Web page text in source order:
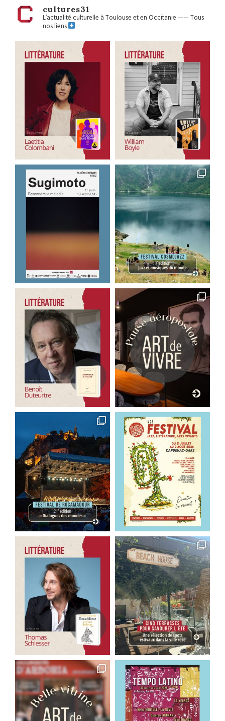
cultures31
L’actualité culturelle à Toulouse et en Occitanie——Tous
nos liens